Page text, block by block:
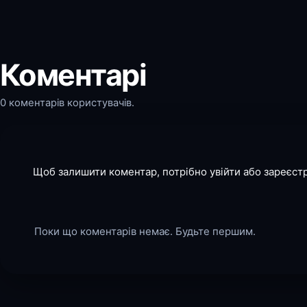
Коментарі
0 коментарів користувачів.
Щоб залишити коментар, потрібно увійти або
Поки що коментарів немає. Будьте першим.